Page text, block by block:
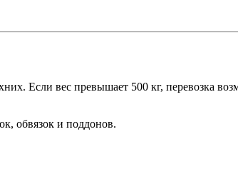
Если вес превышает 500 кг, перевозка
обвязок и поддонов.